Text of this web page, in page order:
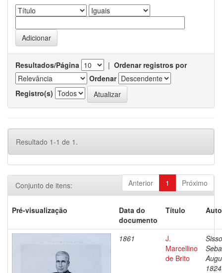
Resultados/Página | Ordenar registros por
Ordenar
Registro(s)
Resultado 1-1 de 1.
Anterior 1 Próximo
Conjunto de itens:
Pré-visualização
Data do
documento
Título
1861
J.
Marcellino
de Brito